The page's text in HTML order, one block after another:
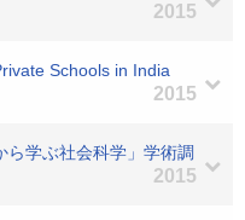
2015
Schools in India
2015
ら学ぶ社会科学」学術調
2015